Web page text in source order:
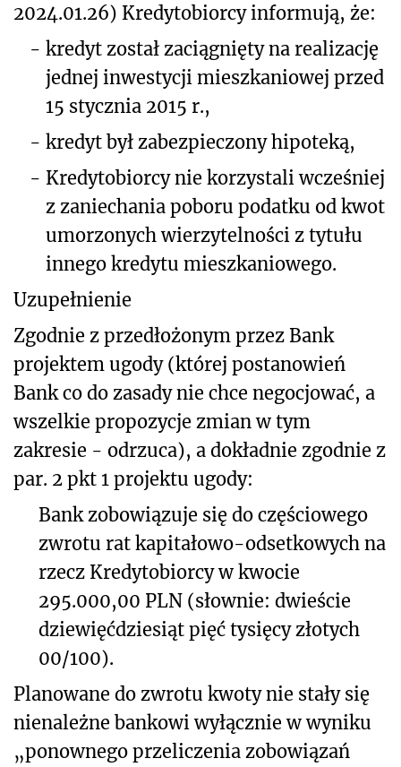
2024.01.26) Kredytobiorcy informują, że:
- kredyt został zaciągnięty na realizację
jednej inwestycji mieszkaniowej przed
15 stycznia 2015 r.,
- kredyt był zabezpieczony hipoteką,
- Kredytobiorcy nie korzystali wcześniej
z zaniechania poboru podatku od kwot
umorzonych wierzytelności z tytułu
innego kredytu mieszkaniowego.
Uzupełnienie
Zgodnie z przedłożonym przez Bank
projektem ugody (której postanowień
Bank co do zasady nie chce negocjować, a
wszelkie propozycje zmian w tym
zakresie - odrzuca), a dokładnie zgodnie z
par. 2 pkt 1 projektu ugody:
Bank zobowiązuje się do częściowego
zwrotu rat kapitałowo-odsetkowych na
rzecz Kredytobiorcy w kwocie
295.000,00 PLN (słownie: dwieście
dziewięćdziesiąt pięć tysięcy złotych
00/100).
Planowane do zwrotu kwoty nie stały się
nienależne bankowi wyłącznie w wyniku
„ponownego przeliczenia zobowiązań